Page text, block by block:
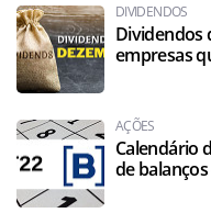
DIVIDENDOS
Dividendos
empresas
AÇÕES
Calendário
de